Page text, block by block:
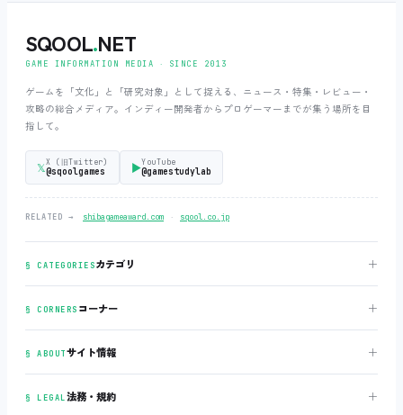
SQOOL.NET
GAME INFORMATION MEDIA ‧ SINCE 2013
ゲームを「文化」と「研究対象」として捉える、ニュース・特集・レビュー・
攻略の総合メディア。インディー開発者からプロゲーマーまでが集う場所を目
指して。
𝕏X (旧Twitter)
@sqoolgames ▶YouTube
@gamestudylab
RELATED → shibagameaward.com ‧ sqool.co.jp
§ CATEGORIESカテゴリ ＋
§ CORNERS コーナー ＋
§ ABOUTサイト情報 ＋
§ LEGAL法務・規約 ＋